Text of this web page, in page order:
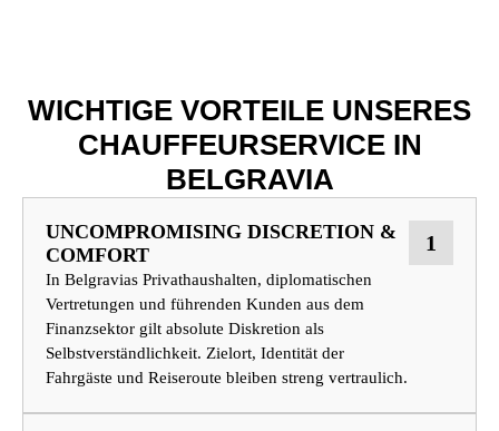
WICHTIGE VORTEILE UNSERES
CHAUFFEURSERVICE IN
BELGRAVIA
UNCOMPROMISING DISCRETION &
COMFORT
In Belgravias Privathaushalten, diplomatischen
Vertretungen und führenden Kunden aus dem
Finanzsektor gilt absolute Diskretion als
Selbstverständlichkeit. Zielort, Identität der
Fahrgäste und Reiseroute bleiben streng vertraulich.
1